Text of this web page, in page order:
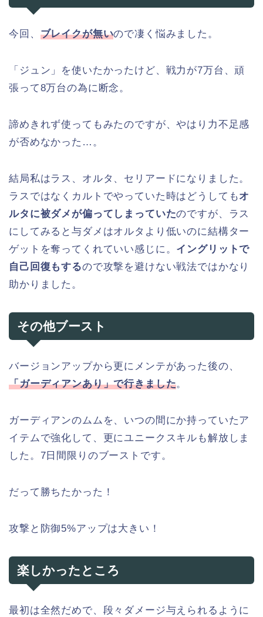
今回、 ブレイクが無いので凄く悩みました。
「ジュン」を使いたかったけど、戦力が7万台、頑
張って8万台の為に断念。
諦めきれず使ってもみたのですが、やはり力不足感
が否めなかった…。
結局私はラス、オルタ、セリアードになりました。
ラスではなくカルトでやっていた時はどうしてもオ
ルタに被ダメが偏ってしまっていたのですが、ラス
にしてみると与ダメはオルタより低いのに結構ター
ゲットを奪ってくれていい感じに。 イングリットで
自己回復もするので攻撃を避けない戦法ではかなり
助かりました。
その他ブースト
バージョンアップから更にメンテがあった後の、
「ガーディアンあり」で行きました。
ガーディアンのムムを、いつの間にか持っていたア
イテムで強化して、更にユニークスキルも解放しま
した。7日間限りのブーストです。
だって勝ちたかった！
攻撃と防御5%アップは大きい！
楽しかったところ
最初は全然だめで、段々ダメージ与えられるように